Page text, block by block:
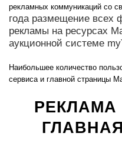
рекламных коммуникаций со
года размещение всех
рекламы на ресурсах
аукционной системе
Наибольшее количество
сервиса и главной страницы
РЕКЛАМА